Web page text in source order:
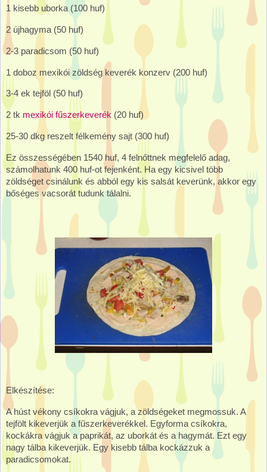
1 kisebb uborka (100 huf)
2 újhagyma (50 huf)
2-3 paradicsom (50 huf)
1 doboz mexikói zöldség keverék konzerv (200 huf)
3-4 ek tejföl (50 huf)
2 tk mexikói fűszerkeverék (20 huf)
25-30 dkg reszelt félkemény sajt (300 huf)
Ez összességében 1540 huf, 4 felnőttnek megfelelő adag,
számolhatunk 400 huf-ot fejenként. Ha egy kicsivel több
zöldséget csinálunk és abból egy kis salsát keverünk, akkor egy
bőséges vacsorát tudunk tálalni.
Elkészítése:
A húst vékony csíkokra vágjuk, a zöldségeket megmossuk. A
tejfölt kikeverjük a fűszerkeverékkel. Egyforma csíkokra,
kockákra vágjuk a paprikát, az uborkát és a hagymát. Ezt egy
nagy tálba kikeverjük. Egy kisebb tálba kockázzuk a
paradicsomokat.